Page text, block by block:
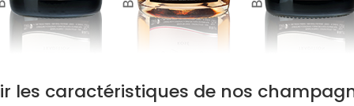
les caractéristiques de nos